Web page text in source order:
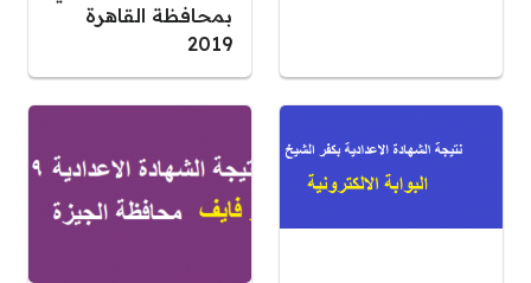
بمحافظة القاهرة
2019